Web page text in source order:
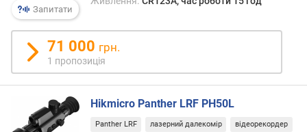
б
і
л
ь
ш
е
н
Запитати
71 000 грн.
1 пропозиція
Hikmicro Panther LRF PH50L
Panther LRF лазерний далекомір відеорекордер